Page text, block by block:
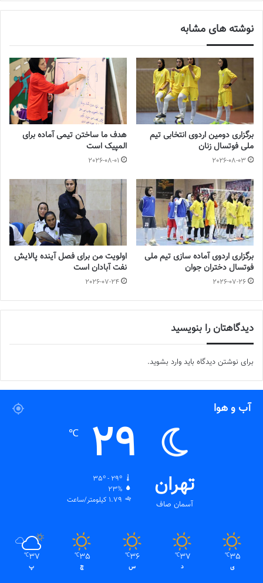
بانوان
💻منبع:فوتبالی 📸عکس:فوتبالی
◾️با فوتبالز همراه شوید◾️فوتبالز را در اینستاگرام دنبال کنید
◾️
footballs.women@
نوشته های مشابه
برگزاری دومین اردوی انتخابی تیم
ملی فوتسال زنان
2026-08-03
هدف ما ساختن تیمی آماده برای
المپیک است
2026-08-01
برگزاری اردوی آماده سازی تیم ملی
فوتسال دختران جوان
2026-07-26
اولویت من برای فصل آینده پالایش
نفت آبادان است
2026-07-24
دیدگاهتان را بنویسید
برای نوشتن دیدگاه باید وارد بشوید.
آب و هوا
تهران
آسمان صاف
29
℃
35º - 29º
23%
1.79 کیلومتر/ساعت
35
℃
ی
37
℃
د
36
℃
س
35
℃
چ
37
℃
پ